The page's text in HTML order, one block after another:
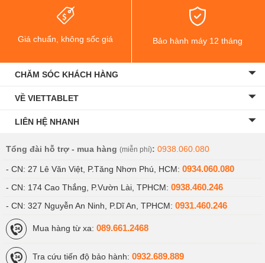
Giá chuẩn, không sốc giá Bảo hành máy 12 tháng
CHĂM SÓC KHÁCH HÀNG
VỀ VIETTABLET
LIÊN HỆ NHANH
Tổng đài hỗ trợ - mua hàng (miễn phí): 0938.060.080
- CN: 27 Lê Văn Việt, P.Tăng Nhơn Phú, HCM: 0934.060.080
- CN: 174 Cao Thắng, P.Vườn Lài, TPHCM: 0938.460.246
- CN: 327 Nguyễn An Ninh, P.Dĩ An, TPHCM: 0931.460.246
Mua hàng từ xa: 089.661.2468
Tra cứu tiến độ bảo hành: 0932.689.889